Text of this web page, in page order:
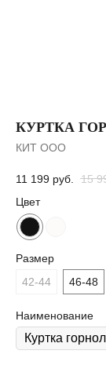
КУРТКА
КИТ ООО
11 199 руб. 15
Цвет
Размер
42-44
46-48
Наименование